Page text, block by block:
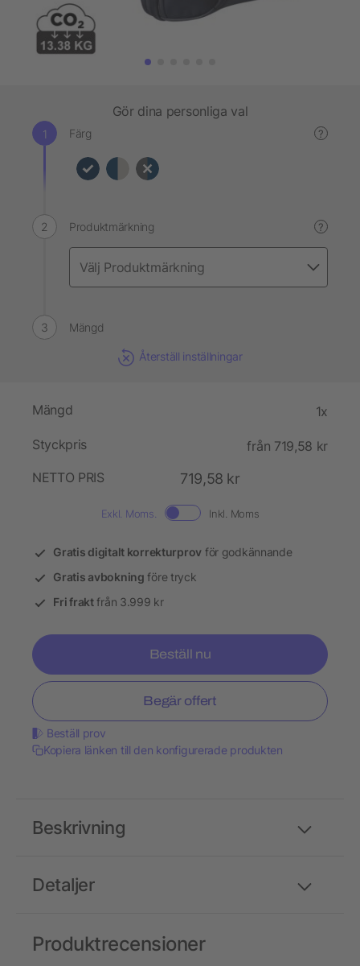
Gör dina personliga val
Färg ?
Produktmärkning ?
Mängd
Återställ inställningar
Mängd 1x
Styckpris
från 719,58 kr
NETTO PRIS
719,58 kr
Exkl. Moms. Inkl. Moms
Gratis digitalt korrekturprov för godkännande
Gratis avbokning före tryck
Fri fraktfrån 3.999 kr
Beställ nu
Begär offert
Beställ prov
Kopiera länken till den konfigurerade produkten
Detaljer
Beskrivning
Produktrecensioner